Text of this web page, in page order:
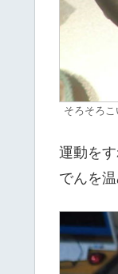
そろそろ
運動を
でんを温